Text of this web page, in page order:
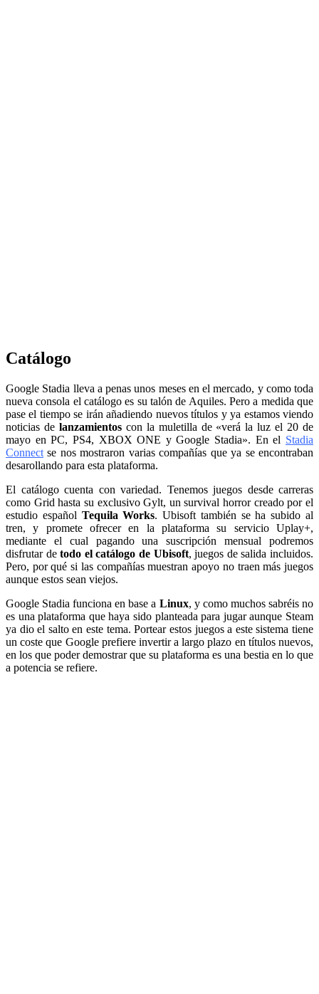
Catálogo
Google Stadia lleva a penas unos meses en el mercado, y como toda
nueva consola el catálogo es su talón de Aquiles. Pero a medida que
pase el tiempo se irán añadiendo nuevos títulos y ya estamos viendo
noticias delanzamientoscon la muletilla de «verá la luz el 20 de
mayo en PC, PS4, XBOX ONE y Google Stadia». En el Stadia
Connect se nos mostraron varias compañías que ya se encontraban
desarollando para esta plataforma.
El catálogo cuenta con variedad. Tenemos juegos desde carreras
como Grid hasta su exclusivo Gylt, un survival horror creado por el
estudio español Tequila Works. Ubisoft también se ha subido al
tren, y promete ofrecer en la plataforma su servicio Uplay+,
mediante el cual pagando una suscripción mensual podremos
disfrutar detodo el catálogo de Ubisoft, juegos de salida incluidos.
Pero, por qué si las compañías muestran apoyo no traen más juegos
aunque estos sean viejos.
Google Stadia funciona en base a Linux, y como muchos sabréis no
es una plataforma que haya sido planteada para jugar aunque Steam
ya dio el salto en este tema. Portear estos juegos a este sistema tiene
un coste que Google prefiere invertir a largo plazo en títulos nuevos,
en los que poder demostrar que su plataforma es una bestia en lo que
a potencia se refiere.